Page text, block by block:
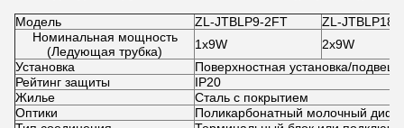
Модель ZL-JTBLP9-2FT
ZL-JTBLP18-
Номинальная мощность
(Ледующая трубка)
1х9W
2х9W
Установка
Поверхностная установка/
Рейтинг защиты
IP20
Жилье
Сталь с покрытием
Оптики
Поликарбонатный молочный